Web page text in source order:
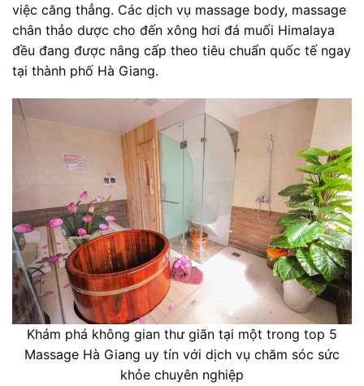
việc căng thẳng. Các dịch vụ massage body, massage
chân thảo dược cho đến xông hơi đá muối Himalaya
đều đang được nâng cấp theo tiêu chuẩn quốc tế ngay
tại thành phố Hà Giang.
Khám phá không gian thư giãn tại một trong top 5
Massage Hà Giang uy tín với dịch vụ chăm sóc sức
khỏe chuyên nghiệp